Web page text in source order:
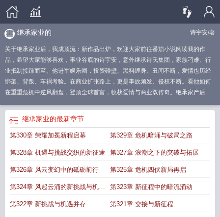
诗宇安/著
继承家业的
关于继承家业后，我成顶流：新作品出炉，欢迎大家前往番茄小说阅读我的作
品，希望大家能够喜欢，事业谷底的诗宇安，意外继承诗氏集团，家族刁难、行
业抵制接踵而至。他进军娱乐圈，投资碰壁、黑料缠身、丑闻不断，爱情也历经
绑架、背叛、车祸考验。在商业扩张路上，更是事故频发、侵权不断。看他如何
在重重危机中逆风翻盘，登顶全球首富，收获爱情与商业双传奇。 继承家产后他
后她爆红了娱乐圈
继承家产后她红遍了娱乐圈
免费阅读
继承家业的最新章节
第330章 荣耀加冕新程启幕 第329章 危机暗涌与破局之路
第328章 机遇与挑战交织的新征途 第327章 浪潮之下的突破与拓展
第326章 风云变幻中的砥砺前行 第325章 危机四伏新局再启
第324章 风起云涌的新挑战与机遇
交织
第323章 新征程中的暗流涌动
第322章 新挑战与机遇并存 第321章 交接与新征程